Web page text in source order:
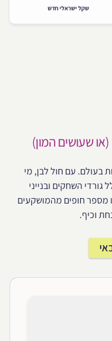
שקל ישראלי חדש
(או שעושים המון)
בעולם. עם חול לבן, מי
השחקים ובנייני
מספר חופים מהמושקעים
וכיף.